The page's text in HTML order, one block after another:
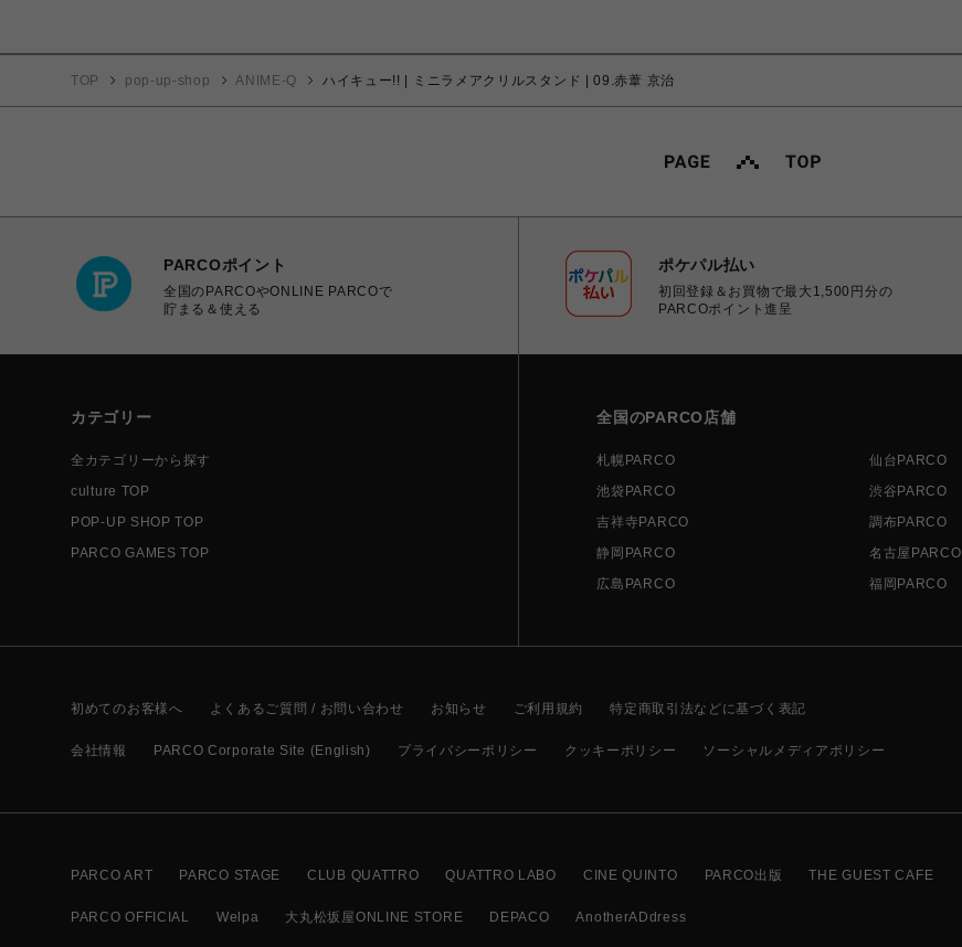
TOP pop-up-shop ANIME-Q ハイキュー!! | ミニラメアクリルスタンド | 09.赤葦 京治
PARCOポイント
全国のPARCOやONLINE PARCOで
貯まる＆使える
ポケパル払い
初回登録＆お買物で最大1,500円分の
PARCOポイント進呈
カテゴリー
全カテゴリーから探す
culture TOP
POP-UP SHOP TOP
PARCO GAMES TOP
全国のPARCO店舗
札幌PARCO 仙台PARCO
池袋PARCO
渋谷PARCO
吉祥寺PARCO
調布PARCO
静岡PARCO
名古屋PARCO
広島PARCO
福岡PARCO
初めてのお客様へ よくあるご質問 / お問い合わせ お知らせ ご利用規約 特定商取引法などに基づく表記
会社情報 PARCO Corporate Site (English) プライバシーポリシー クッキーポリシー ソーシャルメディアポリシー
PARCO ART PARCO STAGE CLUB QUATTRO QUATTRO LABO CINE QUINTO PARCO出版 THE GUEST CAFE
PARCO OFFICIAL Welpa 大丸松坂屋ONLINE STORE DEPACO AnotherADdress